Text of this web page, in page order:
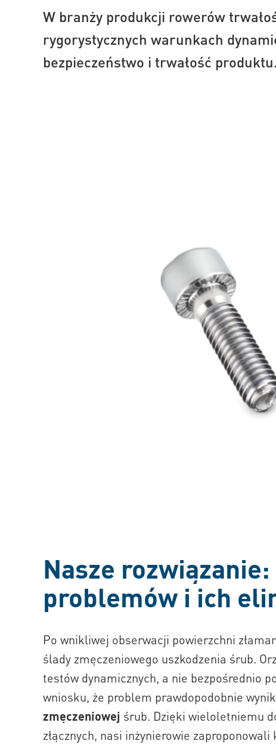
W branży produkcji rowerów
rygorystycznych warunkach
bezpieczeństwo i trwałość produktu.
Nasze
problemów i ich
Po wnikliwej obserwacji powierzchni
ślady zmęczeniowego uszkodzenia śrub.
testów dynamicznych, a nie bezpośrednio
wniosku, że problem prawdopodobnie
zmęczeniowej śrub. Dzięki wieloletniemu
złącznych, nasi inżynierowie